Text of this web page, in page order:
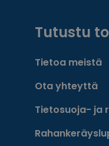
Tutustu
Tietoa meistä
Ota yhteyttä
Tietosuoja- ja